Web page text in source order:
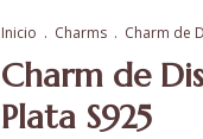
Inicio . Charms . Charm de
Charm de
Plata S925